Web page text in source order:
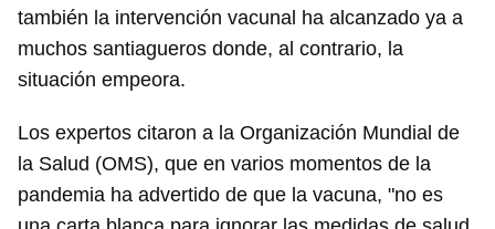
también la intervención vacunal ha alcanzado ya a
muchos santiagueros donde, al contrario, la
situación empeora.
Los expertos citaron a la Organización Mundial de
la Salud (OMS), que en varios momentos de la
pandemia ha advertido de que la vacuna, "no es